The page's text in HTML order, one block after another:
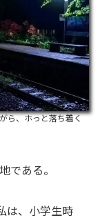
ら、ホっと落ち着く
である。
は、小学生時